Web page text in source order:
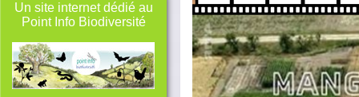
Un site internet dédié au
Point Info Biodiversité